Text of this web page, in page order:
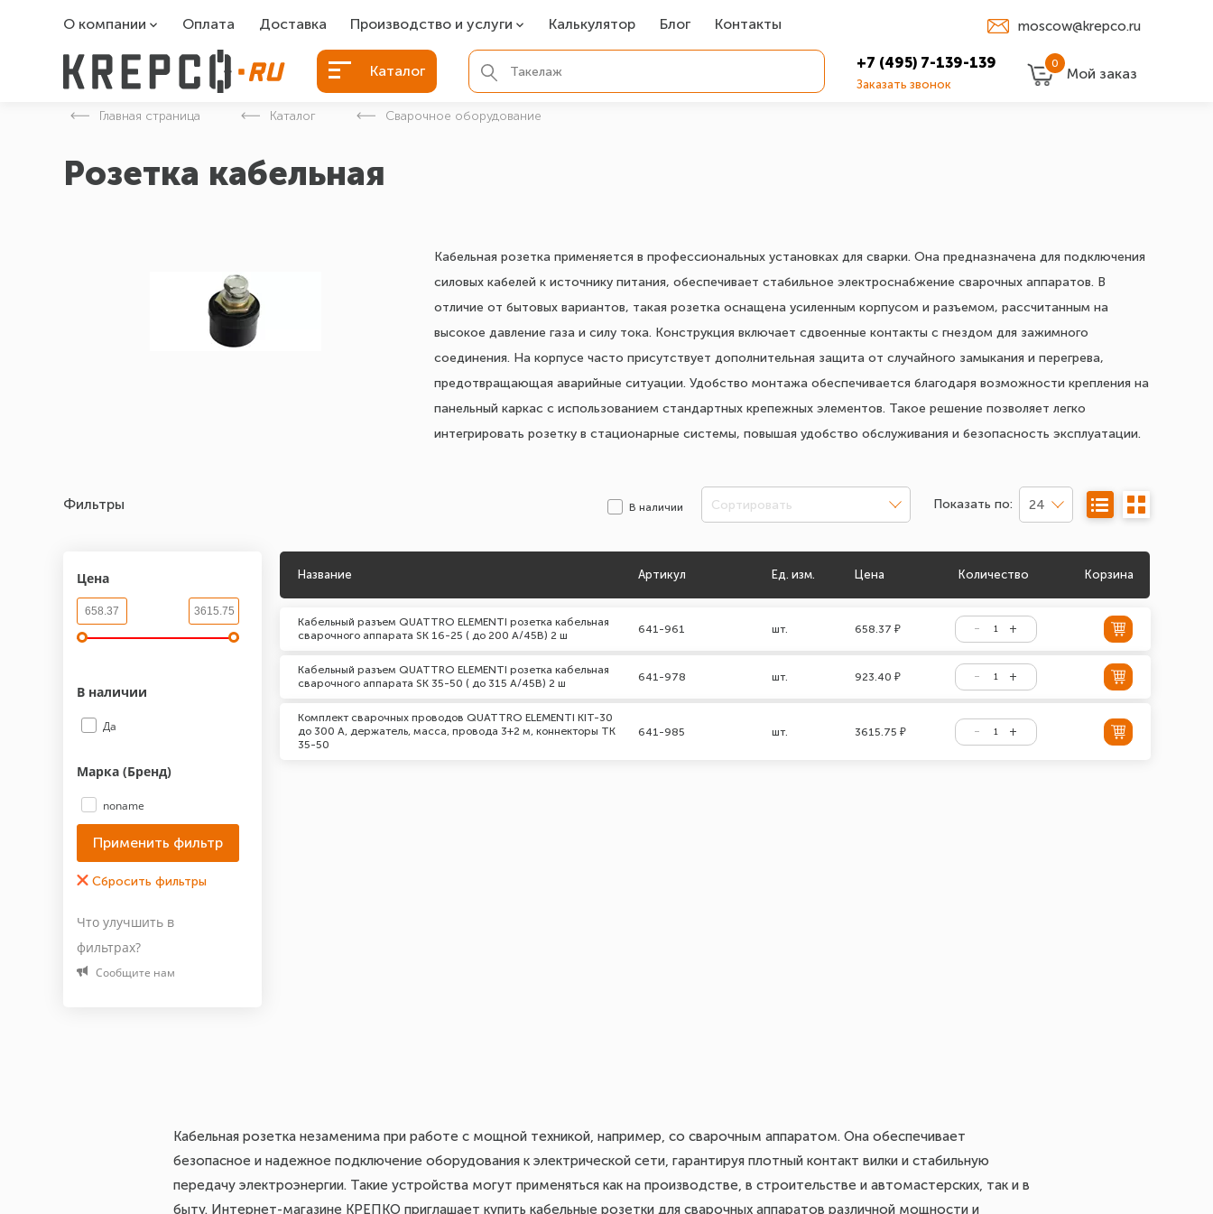
О компании
О компании
Оплата Доставка Производство и услуги
Болты БСР
Болты для фундамента
Закладные детали
Калькулятор Блог Контакты moscow@krepco.ru
Каталог +7 (495) 7-139-139
Заказать звонок
0
Мой заказ
Главная страница Каталог Сварочное оборудование
Розетка кабельная
Кабельная розетка применяется в профессиональных установках для сварки. Она предназначена для подключения
силовых кабелей к источнику питания, обеспечивает стабильное электроснабжение сварочных аппаратов. В
отличие от бытовых вариантов, такая розетка оснащена усиленным корпусом и разъемом, рассчитанным на
высокое давление газа и силу тока. Конструкция включает сдвоенные контакты с гнездом для зажимного
соединения. На корпусе часто присутствует дополнительная защита от случайного замыкания и перегрева,
предотвращающая аварийные ситуации. Удобство монтажа обеспечивается благодаря возможности крепления на
панельный каркас с использованием стандартных крепежных элементов. Такое решение позволяет легко
интегрировать розетку в стационарные системы, повышая удобство обслуживания и безопасность эксплуатации.
Фильтры В наличии Сортировать Показать по: 24
Цена
В наличии
Да
Марка (Бренд)
noname
Что улучшить в
фильтрах?
Сообщите нам
Название Артикул Ед. изм. Цена Количество Корзина
Кабельный разъем QUATTRO ELEMENTI розетка кабельная
сварочного аппарата SК 16-25 ( до 200 А/45В) 2 ш
641-961 шт. 658.37 ₽
Кабельный разъем QUATTRO ELEMENTI розетка кабельная
сварочного аппарата SК 35-50 ( до 315 А/45В) 2 ш
641-978 шт. 923.40 ₽
Комплект сварочных проводов QUATTRO ELEMENTI KIT-30
до 300 А, держатель, масса, провода 3+2 м, коннекторы TK
35-50
641-985 шт. 3615.75 ₽
Кабельная розетка незаменима при работе с мощной техникой, например, со сварочным аппаратом. Она обеспечивает
безопасное и надежное подключение оборудования к электрической сети, гарантируя плотный контакт вилки и стабильную
передачу электроэнергии. Такие устройства могут применяться как на производстве, в строительстве и автомастерских, так и в
быту. Интернет-магазине КРЕПКО приглашает купить кабельные розетки для сварочных аппаратов различной мощности и